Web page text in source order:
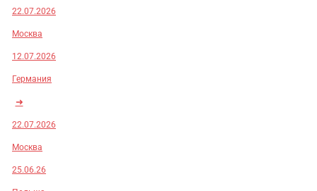
22.07.2026
Москва
12.07.2026
Германия
➜
22.07.2026
Москва
25.06.26